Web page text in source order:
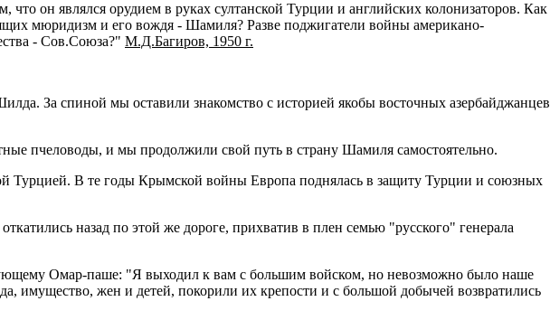
он являлся орудием в руках султанской Турции и английских колонизаторов. Как
мюридизм и его вождя - Шамиля? Разве поджигатели войны американо-
- Сов.Союза?" М.Д.Багиров, 1950 г.
За спиной мы оставили знакомство с историей якобы восточных азербайджанцев
пчеловоды, и мы продолжили свой путь в страну Шамиля самостоятельно.
Турцией. В те годы Крымской войны Европа поднялась в защиту Турции и союзных
назад по этой же дороге, прихватив в плен семью "русского" генерала
Омар-паше: "Я выходил к вам с большим войском, но невозможно было наше
имущество, жен и детей, покорили их крепости и с большой добычей возвратились